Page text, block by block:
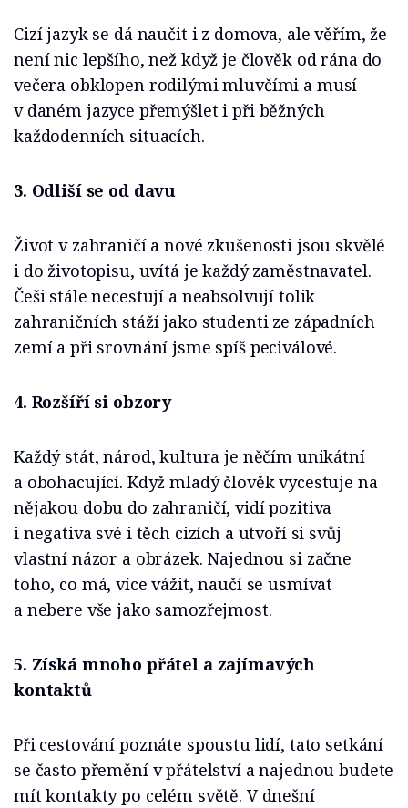
Cizí jazyk se dá naučit i z domova, ale věřím, že
není nic lepšího, než když je člověk od rána do
večera obklopen rodilými mluvčími a musí
v daném jazyce přemýšlet i při běžných
každodenních situacích.
3. Odliší se od davu
Život v zahraničí a nové zkušenosti jsou skvělé
i do životopisu, uvítá je každý zaměstnavatel.
Češi stále necestují a neabsolvují tolik
zahraničních stáží jako studenti ze západních
zemí a při srovnání jsme spíš peciválové.
4. Rozšíří si obzory
Každý stát, národ, kultura je něčím unikátní
a obohacující. Když mladý člověk vycestuje na
nějakou dobu do zahraničí, vidí pozitiva
i negativa své i těch cizích a utvoří si svůj
vlastní názor a obrázek. Najednou si začne
toho, co má, více vážit, naučí se usmívat
a nebere vše jako samozřejmost.
5. Získá mnoho přátel a zajímavých
kontaktů
Při cestování poznáte spoustu lidí, tato setkání
se často přemění v přátelství a najednou budete
mít kontakty po celém světě. V dnešní